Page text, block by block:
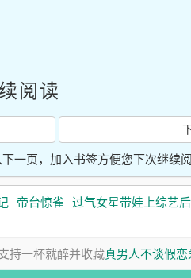
阅读
页，加入书签方便您下次继续阅
帝台惊雀 过气女星带娃上综艺后
持一杯就醉并收藏真男人不谈假